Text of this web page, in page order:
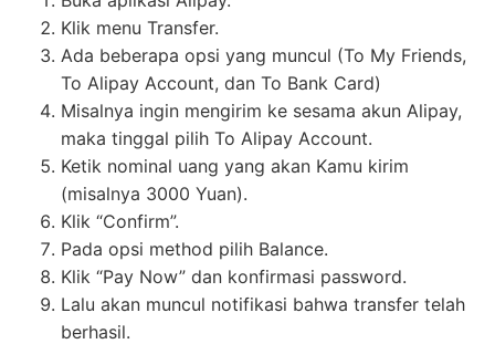
Klik menu Transfer.
Ada beberapa opsi yang muncul (To My Friends,
To Alipay Account, dan To Bank Card)
Misalnya ingin mengirim ke sesama akun Alipay,
maka tinggal pilih To Alipay Account.
Ketik nominal uang yang akan Kamu kirim
(misalnya 3000 Yuan).
Klik “Confirm”.
Pada opsi method pilih Balance.
Klik “Pay Now” dan konfirmasi password.
Lalu akan muncul notifikasi bahwa transfer telah
berhasil.